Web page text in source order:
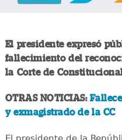
El presidente expresó
fallecimiento del
la Corte de
OTRAS NOTICIAS:
y exmagistrado de la CC